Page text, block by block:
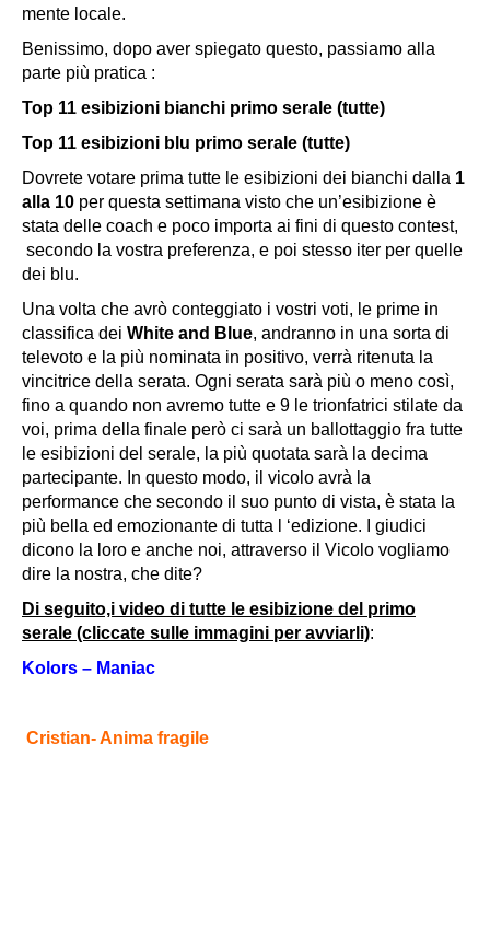
mente locale.
Benissimo, dopo aver spiegato questo, passiamo alla
parte più pratica :
Top 11 esibizioni bianchi primo serale (tutte)
Top 11 esibizioni blu primo serale (tutte)
Dovrete votare prima tutte le esibizioni dei bianchi dalla 1
alla 10 per questa settimana visto che un’esibizione è
stata delle coach e poco importa ai fini di questo contest,
secondo la vostra preferenza, e poi stesso iter per quelle
dei blu.
Una volta che avrò conteggiato i vostri voti, le prime in
classifica dei White and Blue, andranno in una sorta di
televoto e la più nominata in positivo, verrà ritenuta la
vincitrice della serata. Ogni serata sarà più o meno così,
fino a quando non avremo tutte e 9 le trionfatrici stilate da
voi, prima della finale però ci sarà un ballottaggio fra tutte
le esibizioni del serale, la più quotata sarà la decima
partecipante. In questo modo, il vicolo avrà la
performance che secondo il suo punto di vista, è stata la
più bella ed emozionante di tutta l ‘edizione. I giudici
dicono la loro e anche noi, attraverso il Vicolo vogliamo
dire la nostra, che dite?
Di seguito,i video di tutte le esibizione del primo
serale (cliccate sulle immagini per avviarli):
Kolors – Maniac
Cristian- Anima fragile